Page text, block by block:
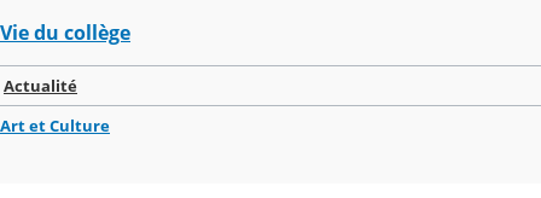
Vie du collège
Actualité
Art et Culture